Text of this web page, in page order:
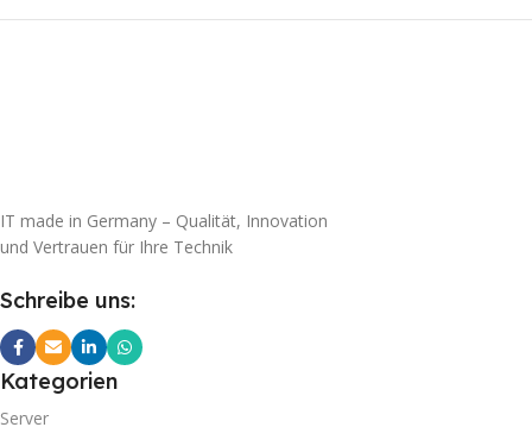
IT made in Germany – Qualität, Innovation
und Vertrauen für Ihre Technik
Schreibe uns:
Kategorien
Server